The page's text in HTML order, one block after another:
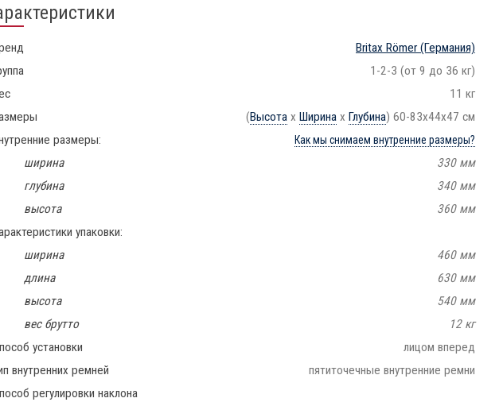
Britax Römer(Германия)
1-2-3 (от 9 до 36 кг)
11 кг
(Высота х Ширина х Глубина) 60-83x44x47 см
размеры:
Как мы снимаем внутренние размеры?
ширина
330 мм
глубина
340 мм
высота
360 мм
упаковки:
ширина
460 мм
длина
630 мм
высота
540 мм
вес брутто
12 кг
установки
лицом вперед
внутренних ремней
пятиточечные внутренние ремни
регулировки наклона